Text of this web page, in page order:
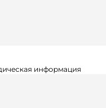
информация